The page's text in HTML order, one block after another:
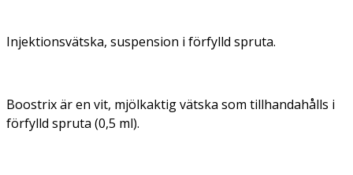
Injektionsvätska, suspension i förfylld spruta.
Boostrix är en vit, mjölkaktig vätska som tillhandahålls i
förfylld spruta (0,5 ml).